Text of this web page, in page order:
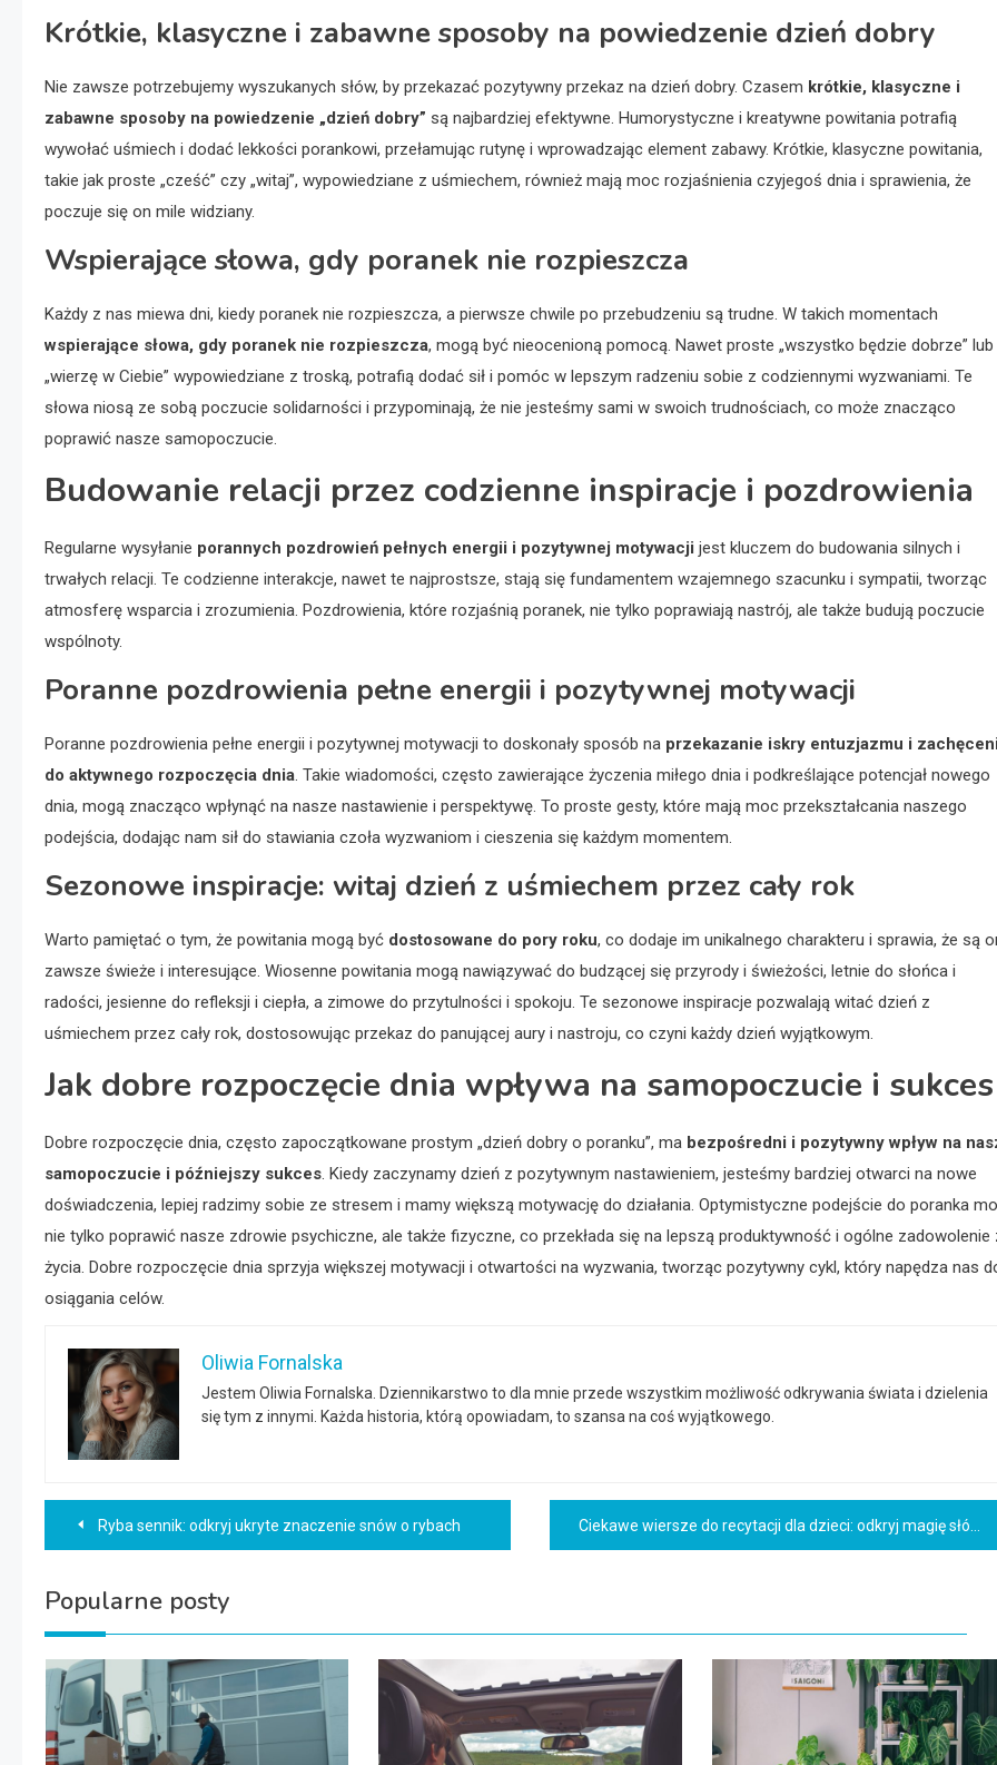
Krótkie, klasyczne i zabawne sposoby na powiedzenie dzień dobry
Nie zawsze potrzebujemy wyszukanych słów, by przekazać pozytywny przekaz na dzień dobry. Czasem krótkie, klasyczne i
zabawne sposoby na powiedzenie „dzień dobry” są najbardziej efektywne. Humorystyczne i kreatywne powitania potrafią
wywołać uśmiech i dodać lekkości porankowi, przełamując rutynę i wprowadzając element zabawy. Krótkie, klasyczne powitania,
takie jak proste „cześć” czy „witaj”, wypowiedziane z uśmiechem, również mają moc rozjaśnienia czyjegoś dnia i sprawienia, że
poczuje się on mile widziany.
Wspierające słowa, gdy poranek nie rozpieszcza
Każdy z nas miewa dni, kiedy poranek nie rozpieszcza, a pierwsze chwile po przebudzeniu są trudne. W takich momentach
wspierające słowa, gdy poranek nie rozpieszcza, mogą być nieocenioną pomocą. Nawet proste „wszystko będzie dobrze” lub
„wierzę w Ciebie” wypowiedziane z troską, potrafią dodać sił i pomóc w lepszym radzeniu sobie z codziennymi wyzwaniami. Te
słowa niosą ze sobą poczucie solidarności i przypominają, że nie jesteśmy sami w swoich trudnościach, co może znacząco
poprawić nasze samopoczucie.
Budowanie relacji przez codzienne inspiracje i pozdrowienia
Regularne wysyłanie porannych pozdrowień pełnych energii i pozytywnej motywacji jest kluczem do budowania silnych i
trwałych relacji. Te codzienne interakcje, nawet te najprostsze, stają się fundamentem wzajemnego szacunku i sympatii, tworząc
atmosferę wsparcia i zrozumienia. Pozdrowienia, które rozjaśnią poranek, nie tylko poprawiają nastrój, ale także budują poczucie
wspólnoty.
Poranne pozdrowienia pełne energii i pozytywnej motywacji
Poranne pozdrowienia pełne energii i pozytywnej motywacji to doskonały sposób na przekazanie iskry entuzjazmu i
do aktywnego rozpoczęcia dnia. Takie wiadomości, często zawierające życzenia miłego dnia i podkreślające potencjał nowego
dnia, mogą znacząco wpłynąć na nasze nastawienie i perspektywę. To proste gesty, które mają moc przekształcania naszego
podejścia, dodając nam sił do stawiania czoła wyzwaniom i cieszenia się każdym momentem.
Sezonowe inspiracje: witaj dzień z uśmiechem przez cały rok
Warto pamiętać o tym, że powitania mogą być dostosowane do pory roku, co dodaje im unikalnego charakteru i sprawia, że są
zawsze świeże i interesujące. Wiosenne powitania mogą nawiązywać do budzącej się przyrody i świeżości, letnie do słońca i
radości, jesienne do refleksji i ciepła, a zimowe do przytulności i spokoju. Te sezonowe inspiracje pozwalają witać dzień z
uśmiechem przez cały rok, dostosowując przekaz do panującej aury i nastroju, co czyni każdy dzień wyjątkowym.
Jak dobre rozpoczęcie dnia wpływa na samopoczucie i sukces
Dobre rozpoczęcie dnia, często zapoczątkowane prostym „dzień dobry o poranku”, ma bezpośredni i pozytywny wpływ na
samopoczucie i późniejszy sukces. Kiedy zaczynamy dzień z pozytywnym nastawieniem, jesteśmy bardziej otwarci na nowe
doświadczenia, lepiej radzimy sobie ze stresem i mamy większą motywację do działania. Optymistyczne podejście do poranka
nie tylko poprawić nasze zdrowie psychiczne, ale także fizyczne, co przekłada się na lepszą produktywność i ogólne zadowolenie
życia. Dobre rozpoczęcie dnia sprzyja większej motywacji i otwartości na wyzwania, tworząc pozytywny cykl, który napędza nas
osiągania celów.
Oliwia Fornalska
Jestem Oliwia Fornalska. Dziennikarstwo to dla mnie przede wszystkim możliwość odkrywania świata i dzielenia
się tym z innymi. Każda historia, którą opowiadam, to szansa na coś wyjątkowego.
Nawigacja
Ryba sennik: odkryj ukryte znaczenie snów o rybach
Popularne posty